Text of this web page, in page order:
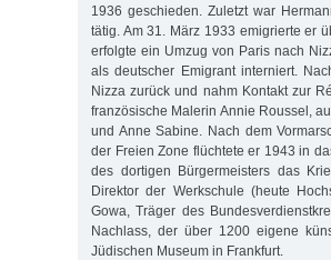
1936 geschieden. Zuletzt war
tätig. Am 31. März 1933 emigrierte er
erfolgte ein Umzug von Paris nach
als deutscher Emigrant interniert.
Nizza zurück und nahm Kontakt zur
französische Malerin Annie Roussel,
und Anne Sabine. Nach dem
der Freien Zone flüchtete er 1943 in
des dortigen Bürgermeisters das
Direktor der Werkschule (heute
Gowa, Träger des
Nachlass, der über 1200 eigene
Jüdischen Museum in Frankfurt.